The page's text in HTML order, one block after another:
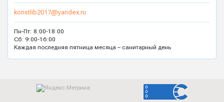
konstlib2017@yandex.ru
Пн-Пт: 8:00-18:00
Сб: 9:00-16:00
Каждая последняя пятница месяца – санитарный день